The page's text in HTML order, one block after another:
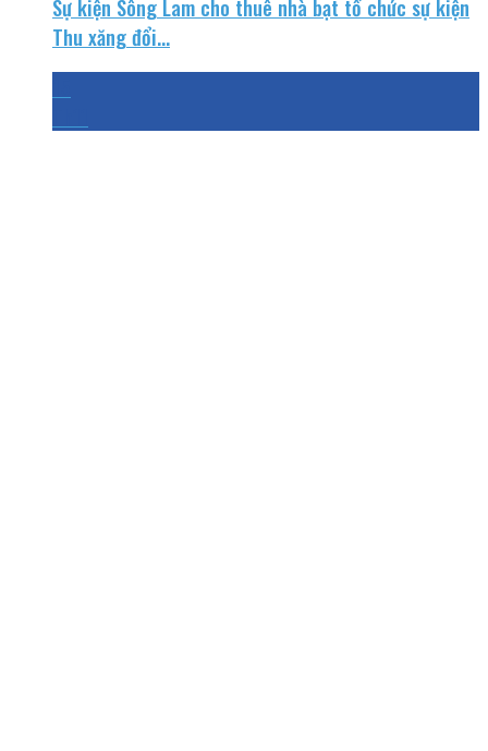
Sự kiện Sông Lam cho thuê nhà bạt tổ chức sự kiện
Thu xăng đổi...